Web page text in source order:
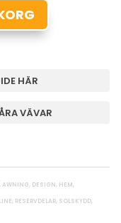
HÄR
VÄVAR
,AWNING, DESIGN, HEM,
, RESERVDELAR, SOLSKYDD,